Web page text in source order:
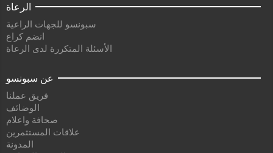
الرعاة
سبونسو للجهات الراعية
انضم كراع
الأسئلة المتكررة لدى الرعاة
عن سبونسو
فريق عملنا
الوضائف
صحافة واعلام
علاقات المستثمرين
المدونة